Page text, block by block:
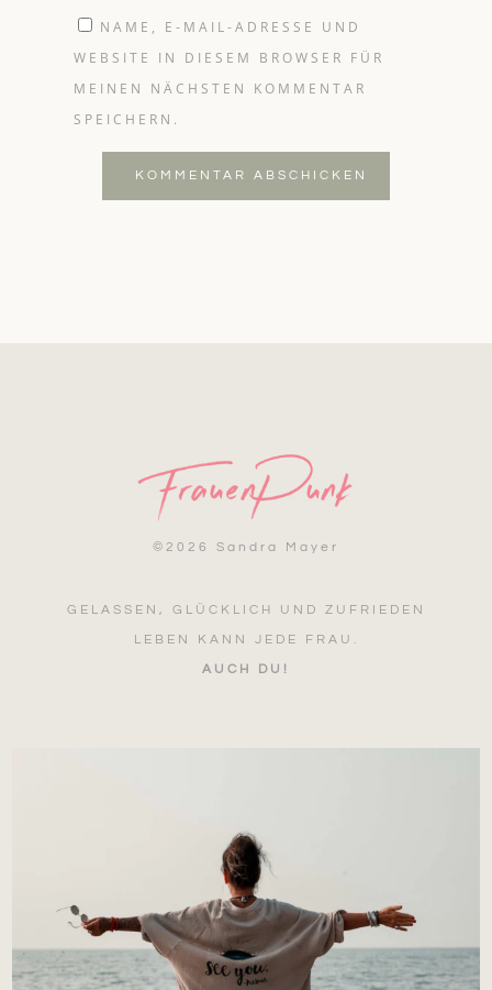
NAME, E-MAIL-ADRESSE UND
WEBSITE IN DIESEM BROWSER FÜR
MEINEN NÄCHSTEN KOMMENTAR
SPEICHERN.
KOMMENTAR ABSCHICKEN
© 2026 Sandra Mayer
GELASSEN, GLÜCKLICH UND ZUFRIEDEN
LEBEN KANN JEDE FRAU.
AUCH DU!